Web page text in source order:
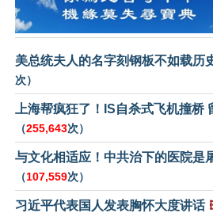
美总统夫人的名字刻钢板不如载历
次）
上海帮疯狂了！IS自杀式飞机撞桥
（255,643次）
与文化相适应！中共治下的医院是
（107,559次）
习近平代表国人发表胸怀大度讲话